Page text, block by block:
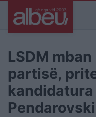
LSDM
partisë,
Pendarovski